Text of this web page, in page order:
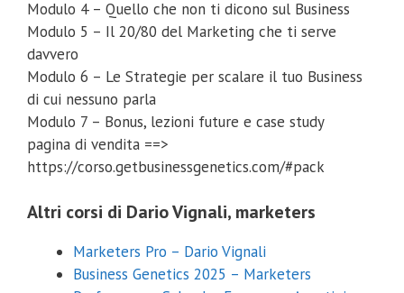
Modulo 4 – Quello che non ti dicono sul Business
Modulo 5 – Il 20/80 del Marketing che ti serve
davvero
Modulo 6 – Le Strategie per scalare il tuo Business
di cui nessuno parla
Modulo 7 – Bonus, lezioni future e case study
pagina di vendita ==>
https://corso.getbusinessgenetics.com/#pack
Altri corsi di Dario Vignali, marketers
Marketers Pro – Dario Vignali
Business Genetics 2025 – Marketers